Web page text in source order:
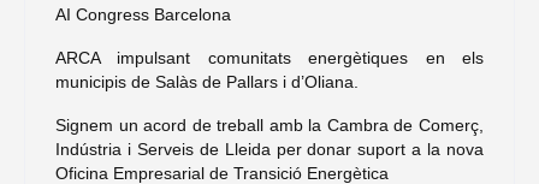
AI Congress Barcelona
ARCA impulsant comunitats energètiques en els
municipis de Salàs de Pallars i d’Oliana.
Signem un acord de treball amb la Cambra de Comerç,
Indústria i Serveis de Lleida per donar suport a la nova
Oficina Empresarial de Transició Energètica